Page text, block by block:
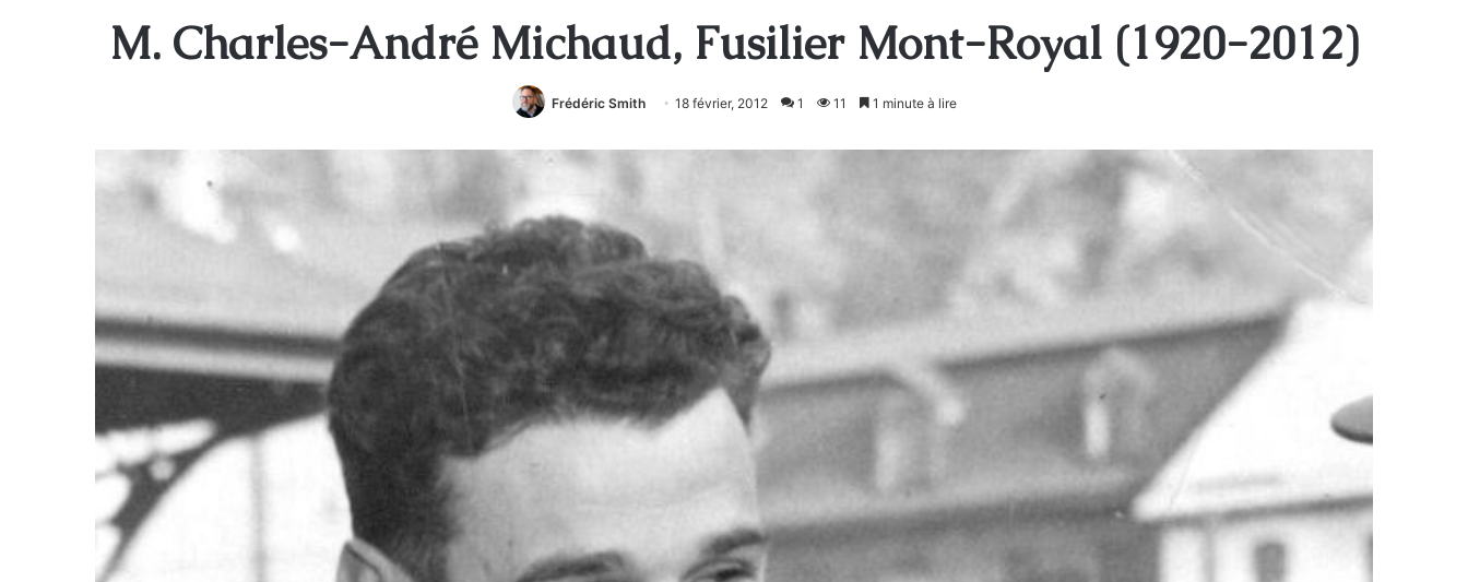
M. Charles-André Michaud, Fusilier Mont-Royal (1920-2012)
Frédéric Smith 18 février, 2012 1 11 1 minute à lire